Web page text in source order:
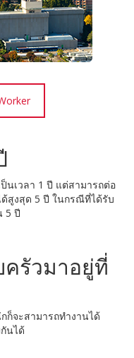
เวลา 1 ปี แต่สามารถต่อ
ด้สูงสุด 5 ปี ในกรณีที่ได้รับ
5 ปี
รัวมาอยู่ที่
ก็จะสามารถทำงานได้
นได้